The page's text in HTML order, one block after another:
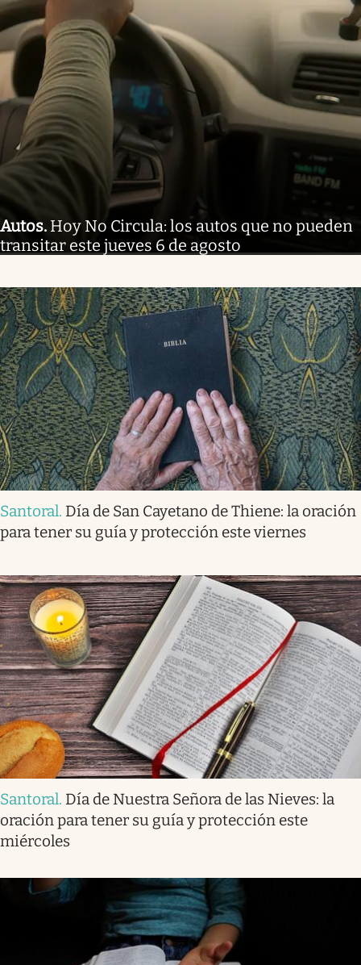
Autos. Hoy No Circula: los autos que no pueden
transitar este jueves 6 de agosto
Santoral. Día de San Cayetano de Thiene: la oración
para tener su guía y protección este viernes
Santoral. Día de Nuestra Señora de las Nieves: la
oración para tener su guía y protección este
miércoles